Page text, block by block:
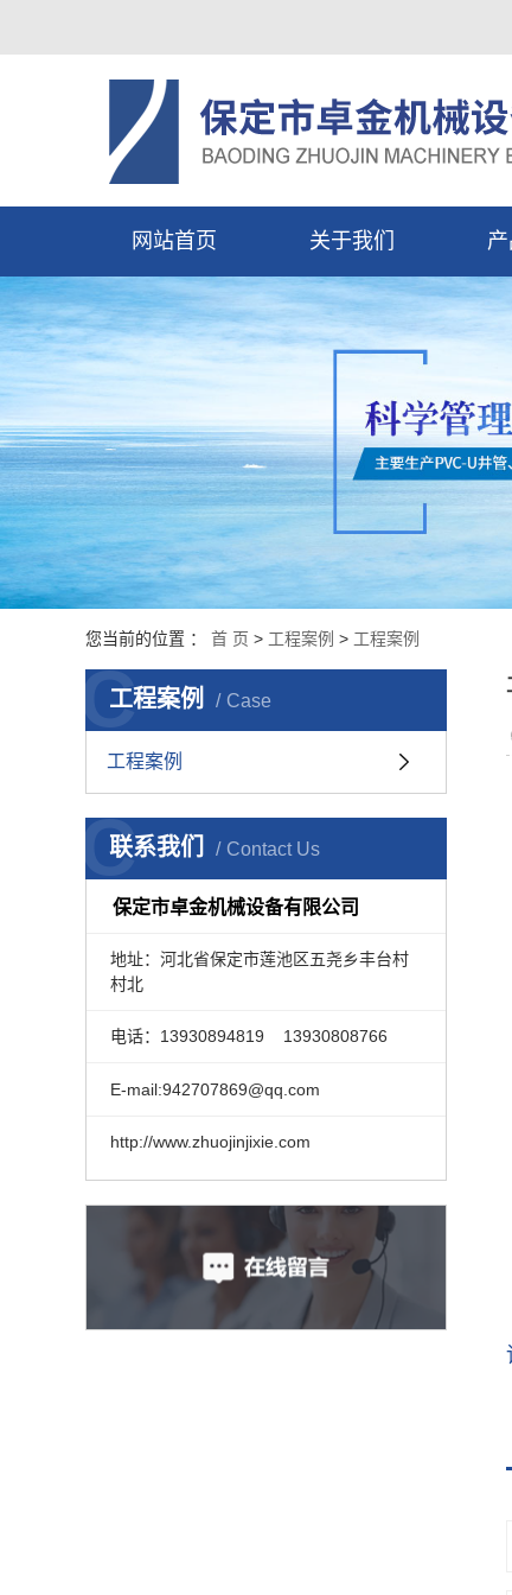
网站首页 关于我们
公司简介
资质荣誉
您当前的位置 ： 首 页 > 工程案例 > 工程案例
工程案例 Case
C
工程案例
联系我们 Contact Us
C
保定市卓金机械设备有限公司
地址： 河北省保定市莲池区五尧乡丰台村
村北
电话：13930894819 13930808766
E-mail:942707869@qq.com
http://www.zhuojinjixie.com